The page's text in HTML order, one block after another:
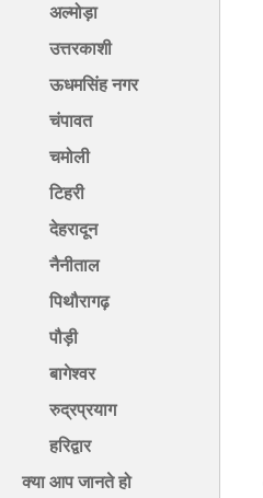
अल्मोड़ा
उत्तरकाशी
ऊधमसिंह नगर
चंपावत
चमोली
टिहरी
देहरादून
नैनीताल
पिथौरागढ़
पौड़ी
बागेश्वर
रुद्रप्रयाग
हरिद्वार
क्या आप जानते हो